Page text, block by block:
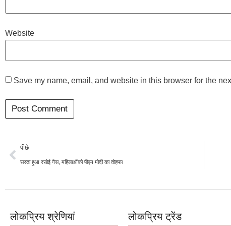
Website
Save my name, email, and website in this browser for the
पीछे
सस्ता हुआ रसोई गैस, महिलाओंको पीएम मोदी का तोहफा
लोकप्रिय श्रेणियां लोकप्रिय ट्रेंड